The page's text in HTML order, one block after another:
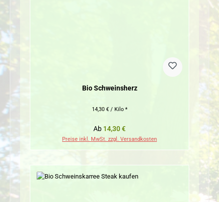
Bio Schweinsherz
14,30 € / Kilo *
Regulärer Preis:
Ab 14,30 €
Preise inkl. MwSt. zzgl. Versandkosten